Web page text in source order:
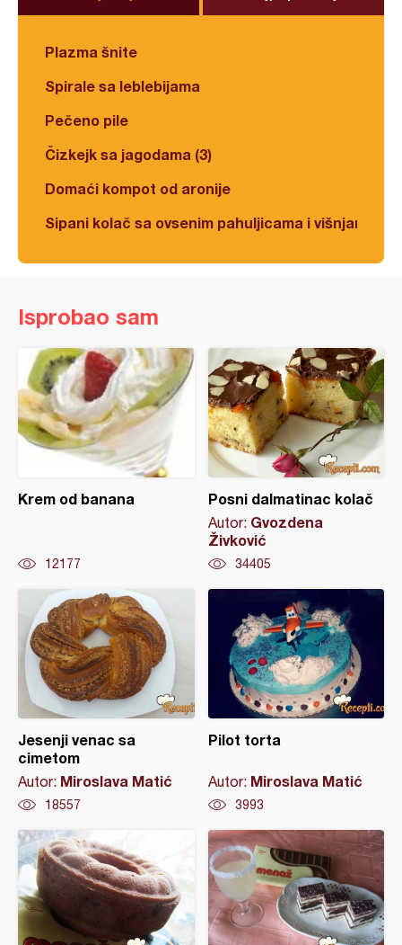
Plazma šnite
Spirale sa leblebijama
Pečeno pile
Čizkejk sa jagodama (3)
Domaći kompot od aronije
Sipani kolač sa ovsenim pahuljicama i višnjama
Isprobao sam
Krem od banana
12177
Posni dalmatinac kolač
Autor: Gvozdena
Živković
34405
Jesenji venac sa
cimetom
Autor: Miroslava Matić
18557
Pilot torta
Autor: Miroslava Matić
3993